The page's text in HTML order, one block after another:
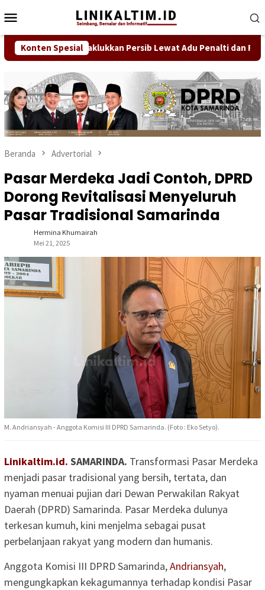
ke
kontenMobile
Konten Spesial
Penantian, Taklukkan Persib Lewat Adu Penalti dan Rebut
Beranda Advertorial
Pasar Merdeka Jadi Contoh, DPRD
Dorong Revitalisasi Menyeluruh
Pasar Tradisional Samarinda
Hermina Khumairah
Mei 21, 2025
M. Andriansyah - Anggota Komisi III DPRD Samarinda. (Foto : Eko Setyo).
Linikaltim.id. SAMARINDA. Transformasi Pasar Merdeka
menjadi pasar tradisional yang bersih, tertata, dan
nyaman menuai pujian dari Dewan Perwakilan Rakyat
Daerah (DPRD) Samarinda. Pasar Merdeka dulunya
terkesan kumuh, kini menjelma sebagai pusat
perbelanjaan rakyat yang modern dan humanis.
Anggota Komisi III DPRD Samarinda,Andriansyah,
mengungkapkan kekagumannya terhadap kondisi Pasar